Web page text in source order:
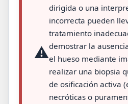
⚠️
dirigida o una
incorrecta pueden
tratamiento
demostrar la
el hueso mediante
realizar una biopsia
de osificación activa
necróticas o